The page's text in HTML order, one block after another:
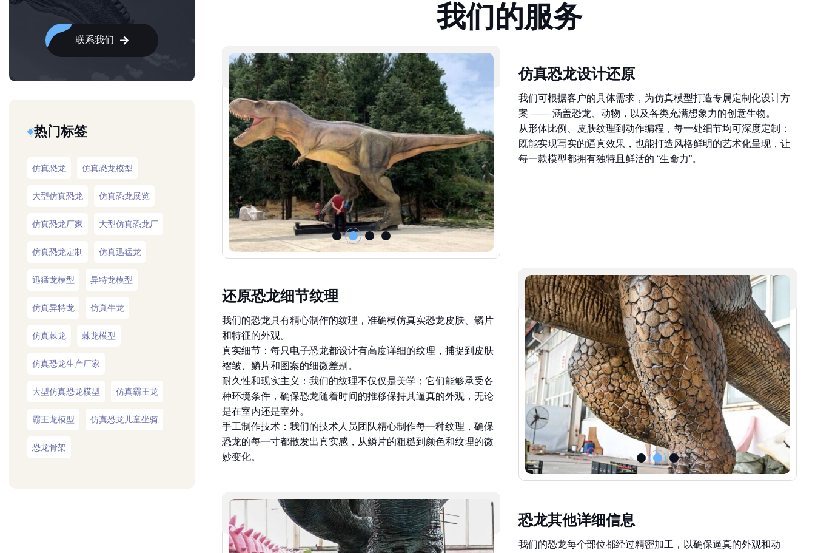
我们的服务
仿真恐龙设计还原
我们可根据客户的具体需求，为仿真模型打造专属定制化设计方
案 —— 涵盖恐龙、动物，以及各类充满想象力的创意生物。
从形体比例、皮肤纹理到动作编程，每一处细节均可深度定制：
既能实现写实的逼真效果，也能打造风格鲜明的艺术化呈现，让
每一款模型都拥有独特且鲜活的 “生命力”。
还原恐龙细节纹理
我们的恐龙具有精心制作的纹理，准确模仿真实恐龙皮肤、鳞片
和特征的外观。
真实细节：每只电子恐龙都设计有高度详细的纹理，捕捉到皮肤
褶皱、鳞片和图案的细微差别。
耐久性和现实主义：我们的纹理不仅仅是美学；它们能够承受各
种环境条件，确保恐龙随着时间的推移保持其逼真的外观，无论
是在室内还是室外。
手工制作技术：我们的技术人员团队精心制作每一种纹理，确保
恐龙的每一寸都散发出真实感，从鳞片的粗糙到颜色和纹理的微
妙变化。
恐龙其他详细信息
我们的恐龙每个部位都经过精密加工，以确保逼真的外观和动
联系我们
热门标签
仿真恐龙 仿真恐龙模型
大型仿真恐龙 仿真恐龙展览
仿真恐龙厂家 大型仿真恐龙厂
仿真恐龙定制 仿真迅猛龙
迅猛龙模型 异特龙模型
仿真异特龙 仿真牛龙
仿真棘龙 棘龙模型
仿真恐龙生产厂家
大型仿真恐龙模型 仿真霸王龙
霸王龙模型 仿真恐龙儿童坐骑
恐龙骨架